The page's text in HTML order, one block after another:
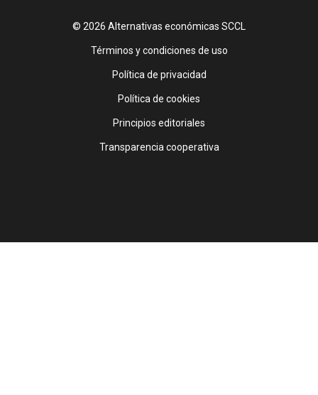
© 2026 Alternativas económicas SCCL
Footer
Términos y condiciones de uso
Política de privacidad
Política de cookies
Principios editoriales
Transparencia cooperativa